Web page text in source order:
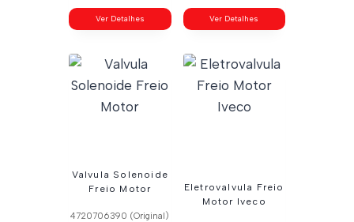
Ver Detalhes Ver Detalhes
Valvula Solenoide
Freio Motor
4720706390 (Original)
Eletrovalvula Freio
Motor Iveco